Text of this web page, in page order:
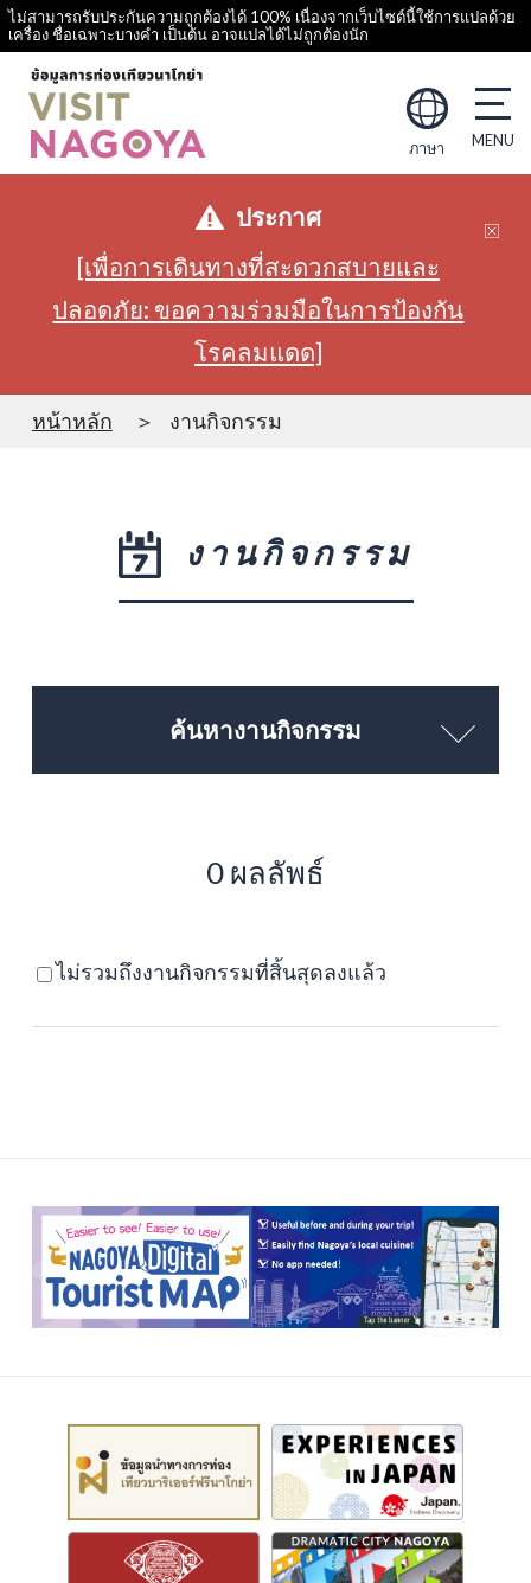
ไม่สามารถรับประกันความถูกต้องได้ 100% เนื่องจากเว็บไซต์นี้ใช้การแปลด้วย
เครื่อง ชื่อเฉพาะบางคำ เป็นต้น อาจแปลได้ไม่ถูกต้องนัก
ภาษา
ประกาศ
[เพื่อการเดินทางที่สะดวกสบายและ
ปลอดภัย: ขอความร่วมมือในการป้องกัน
โรคลมแดด]
หน้าหลัก งานกิจกรรม
งานกิจกรรม
ค้นหางานกิจกรรม
0 ผลลัพธ์
ไม่รวมถึงงานกิจกรรมที่สิ้นสุดลงแล้ว